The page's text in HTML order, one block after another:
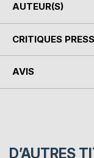
AUTEUR(S)
CRITIQUES
AVIS
D’AUTRES